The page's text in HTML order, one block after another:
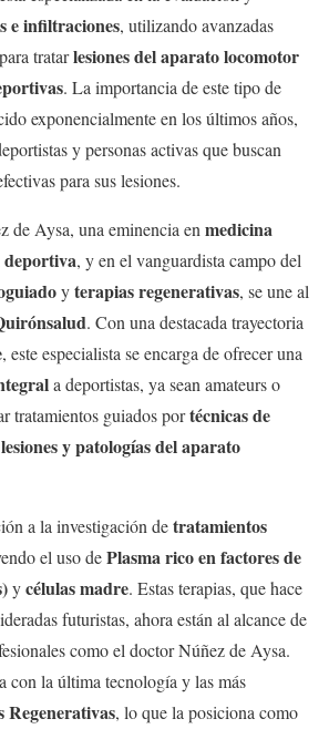
e infiltraciones, utilizando avanzadas
tratarlesiones del aparato locomotor
. La importancia de este tipo de
exponencialmente en los últimos años,
y personas activas que buscan
para sus lesiones.
de Aysa, una eminencia enmedicina
, y en el vanguardista campo del
yterapias regenerativas, se une al
. Con una destacada trayectoria
, este especialista se encarga de ofrecer una
a deportistas, ya sean amateurs o
tratamientos guiados portécnicas de
lesiones y patologías del aparato
a la investigación detratamientos
el uso dePlasma rico en factores de
ycélulas madre. Estas terapias, que hace
futuristas, ahora están al alcance de
como el doctor Núñez de Aysa.
con la última tecnología y las más
Regenerativas, lo que la posiciona como